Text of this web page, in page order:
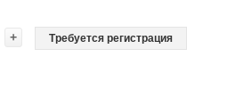
+ Требуется регистрация